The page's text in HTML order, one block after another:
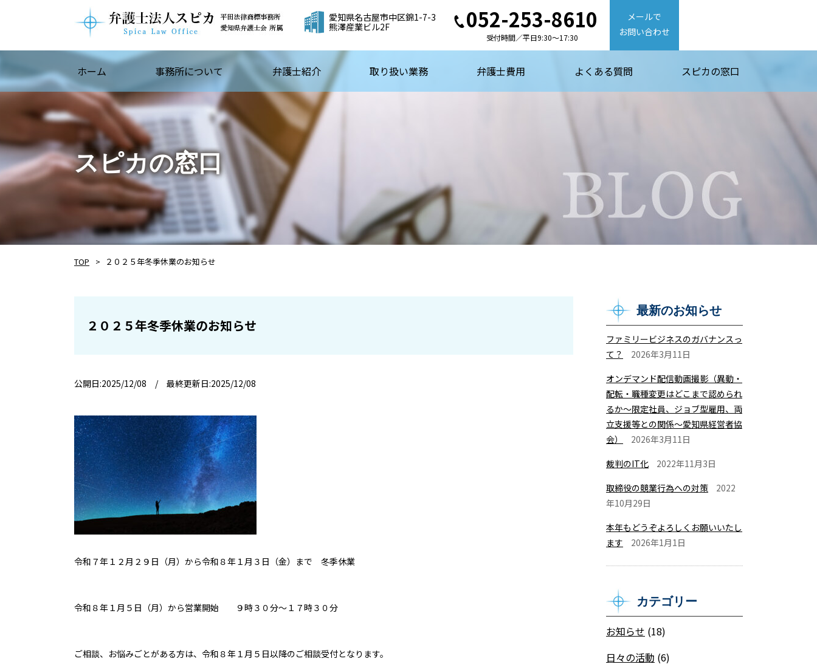
【弁護士法人スピカ】名古屋市の法律事務所・弁護士事務所
愛知県名古屋市中区錦1-7-3
熊澤産業ビル2F
052-253-8610
受付時間／平日9:30〜17:30
メールで
お問い合わせ
ホーム 事務所について 弁護士紹介 取り扱い業務 弁護士費用 よくある質問 スピカの窓口
スピカの窓口
TOP ２０２５年冬季休業のお知らせ
２０２５年冬季休業のお知らせ
公開日:2025/12/08 / 最終更新日:2025/12/08
令和７年１２月２９日（月）から令和８年１月３日（金）まで 冬季休業
令和８年１月５日（月）から営業開始 ９時３０分～１７時３０分
ご相談、お悩みごとがある方は、令和８年１月５日以降のご相談受付となります。
最新のお知らせ
ファミリービジネスのガバナンスっ
て？
2026年3月11日
オンデマンド配信動画撮影（異動・
配転・職種変更はどこまで認められ
るか～限定社員、ジョブ型雇用、両
立支援等との関係～愛知県経営者協
会）
2026年3月11日
裁判のIT化
2022年11月3日
取締役の競業行為への対策
2022
年10月29日
本年もどうぞよろしくお願いいたし
ます
2026年1月1日
カテゴリー
お知らせ (18)
日々の活動 (6)